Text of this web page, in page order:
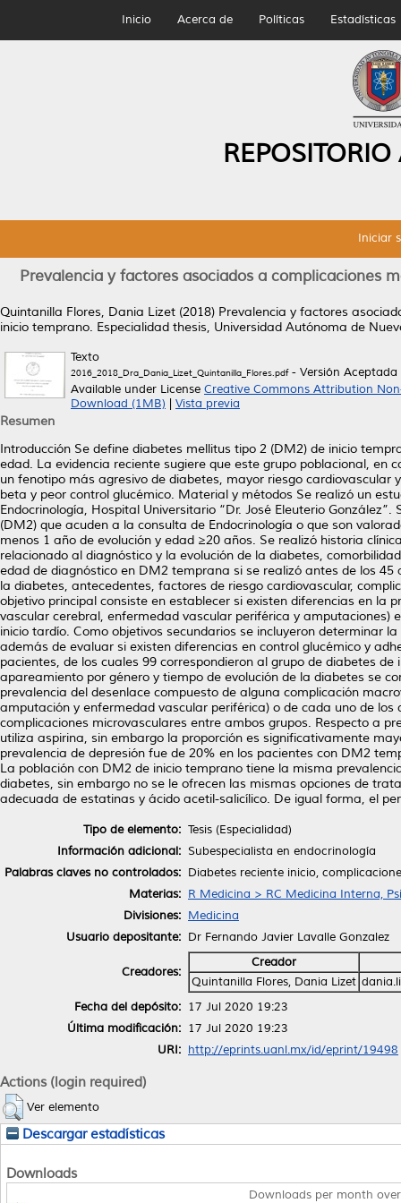
Inicio Acerca de Políticas Estadísticas
Iniciar
Prevalencia y factores asociados a complicaciones
Quintanilla Flores, Dania Lizet (2018) Prevalencia y factores
inicio temprano. Especialidad thesis, Universidad Autónoma de
Texto
2016_2018_Dra_Dania_Lizet_Quintanilla_Flores.pdf- Versión Aceptada
Available under License Creative Commons Attribution
Download (1MB)
Vista previa
Resumen
Introducción Se define diabetes mellitus tipo 2 (DM2) de inicio
edad. La evidencia reciente sugiere que este grupo poblacional,
un fenotipo más agresivo de diabetes, mayor riesgo
beta y peor control glucémico. Material y métodos Se realizó un
Endocrinología, Hospital Universitario “Dr. José Eleuterio
(DM2) que acuden a la consulta de Endocrinología o que son
menos 1 año de evolución y edad ≥20 años. Se realizó historia
relacionado al diagnóstico y la evolución de la diabetes,
edad de diagnóstico en DM2 temprana si se realizó antes de los
la diabetes, antecedentes, factores de riesgo cardiovascular,
objetivo principal consiste en establecer si existen diferencias en
vascular cerebral, enfermedad vascular periférica y
inicio tardío. Como objetivos secundarios se incluyeron determinar
además de evaluar si existen diferencias en control glucémico y
pacientes, de los cuales 99 correspondieron al grupo de diabetes
apareamiento por género y tiempo de evolución de la diabetes se
prevalencia del desenlace compuesto de alguna complicación
amputación y enfermedad vascular periférica) o de cada uno de
complicaciones microvasculares entre ambos grupos. Respecto a
utiliza aspirina, sin embargo la proporción es significativamente
prevalencia de depresión fue de 20% en los pacientes con DM2
La población con DM2 de inicio temprano tiene la misma
diabetes, sin embargo no se le ofrecen las mismas opciones de
adecuada de estatinas y ácido acetil-salicílico. De igual forma, el
Tipo de elemento: Tesis (Especialidad)
Información adicional: Subespecialista en endocrinología
Palabras claves no controlados: Diabetes reciente inicio,
Materias: R Medicina > RC Medicina Interna,
Divisiones: Medicina
Usuario depositante: Dr Fernando Javier Lavalle Gonzalez
Creadores:
Creador
Quintanilla Flores, Dania Lizet
Fecha del depósito: 17 Jul 2020 19:23
Última modificación: 17 Jul 2020 19:23
URI: http://eprints.uanl.mx/id/eprint/19498
Actions (login required)
Ver elemento
Descargar estadísticas
Downloads
Downloads per month